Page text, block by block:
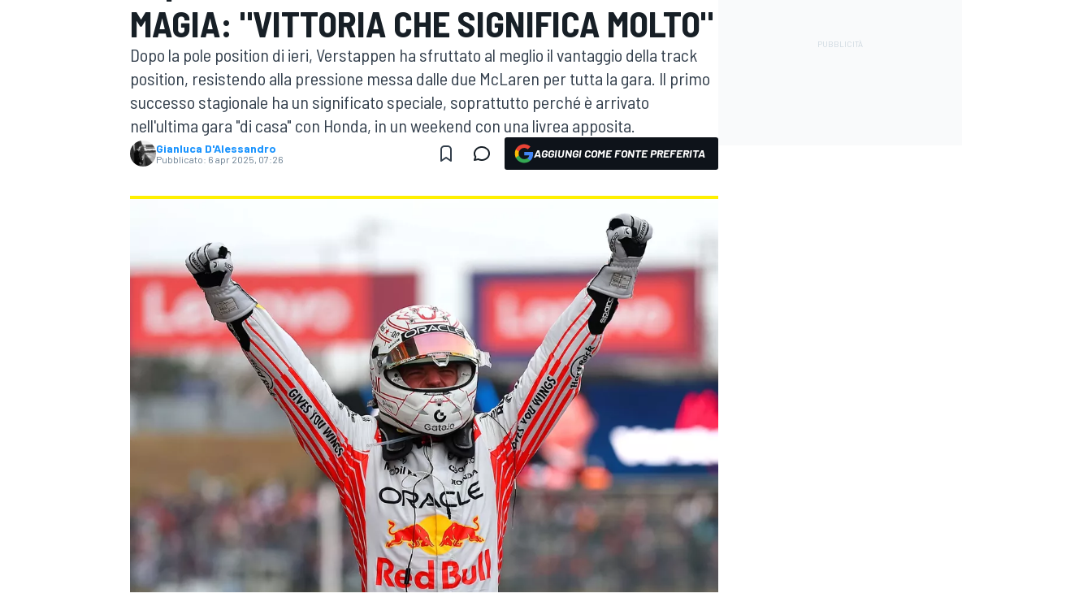
MOTOGP WEC
WRC
MAGIA: "VITTORIA CHE SIGNIFICA MOLTO"
Dopo la pole position di ieri, Verstappen ha sfruttato al meglio il vantaggio della track
position, resistendo alla pressione messa dalle due McLaren per tutta la gara. Il primo
successo stagionale ha un significato speciale, soprattutto perché è arrivato
nell'ultima gara "di casa" con Honda, in un weekend con una livrea apposita.
Gianluca D'Alessandro
Pubblicato: 6 apr 2025, 07:26 AGGIUNGI COME FONTE PREFERITA